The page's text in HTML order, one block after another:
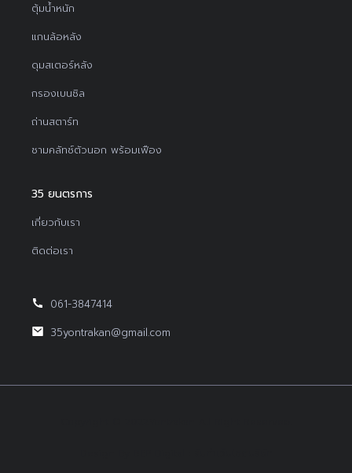
ตุ้มน้ำหนัก
แกนล้อหลัง
ดุมสเตอร์หลัง
กรองเบนซิล
ถ่านสตาร์ท
ชามคลัทช์ตัวนอก พร้อมเฟือง
35 ยนตรการ
เกี่ยวกับเรา
ติดต่อเรา
061-3847414
35yontrakan@gmail.com